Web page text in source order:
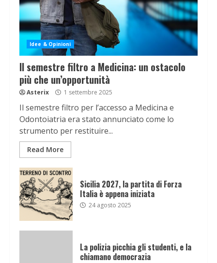
Idee & Opinioni
Il semestre filtro a Medicina: un ostacolo
più che un’opportunità
Asterix 1 settembre 2025
Il semestre filtro per l’accesso a Medicina e
Odontoiatria era stato annunciato come lo
strumento per restituire...
Read More
Sicilia 2027, la partita di Forza
Italia è appena iniziata
24 agosto 2025
La polizia picchia gli studenti, e la
chiamano democrazia